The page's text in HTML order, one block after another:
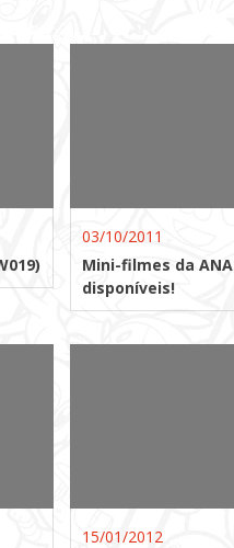
03/10/2011
Mini-filmes da ANA
disponíveis!
15/01/2012